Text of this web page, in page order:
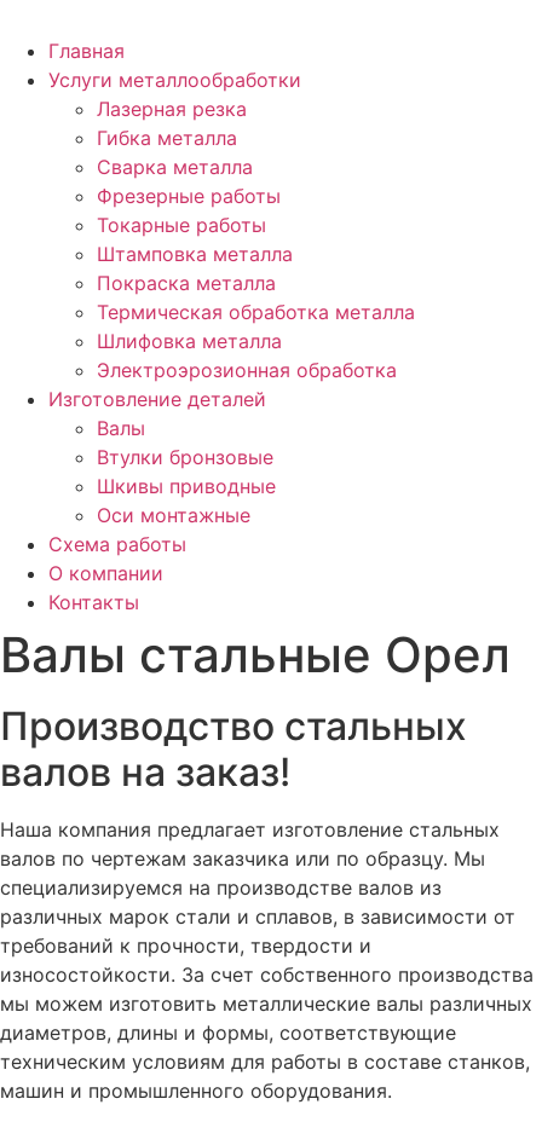
Главная
Услуги металлообработки
Лазерная резка
Гибка металла
Сварка металла
Фрезерные работы
Токарные работы
Штамповка металла
Покраска металла
Термическая обработка металла
Шлифовка металла
Электроэрозионная обработка
Изготовление деталей
Валы
Втулки бронзовые
Шкивы приводные
Оси монтажные
Схема работы
О компании
Контакты
Валы стальные Орел
Производство стальных
валов на заказ!
Наша компания предлагает изготовление стальных
валов по чертежам заказчика или по образцу. Мы
специализируемся на производстве валов из
различных марок стали и сплавов, в зависимости от
требований к прочности, твердости и
износостойкости. За счет собственного производства
мы можем изготовить металлические валы различных
диаметров, длины и формы, соответствующие
техническим условиям для работы в составе станков,
машин и промышленного оборудования.